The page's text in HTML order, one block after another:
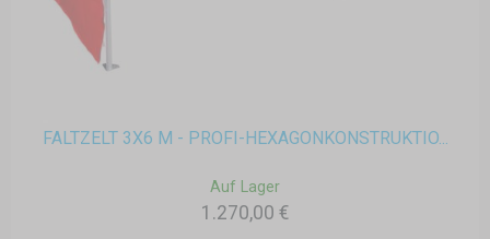
FALTZELT 3X6 M - PROFI-HEXAGONKONSTRUKTIO...
Auf Lager
1.270,00 €